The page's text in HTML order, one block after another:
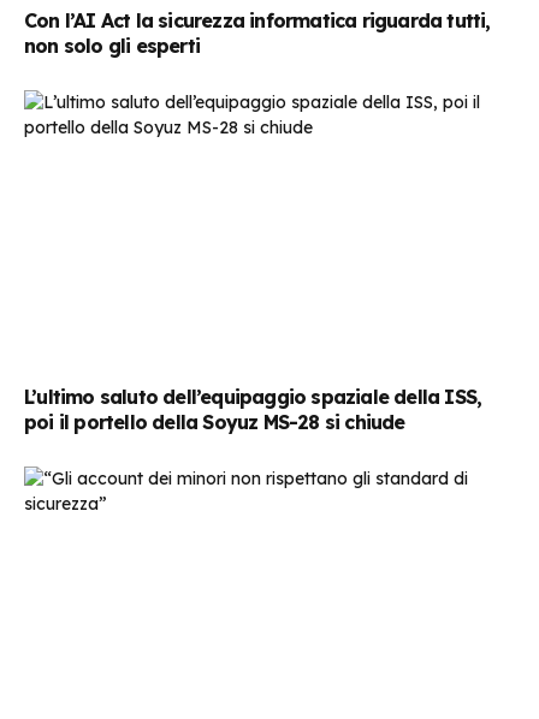
Con l’AI Act la sicurezza informatica riguarda tutti,
non solo gli esperti
L’ultimo saluto dell’equipaggio spaziale della ISS,
poi il portello della Soyuz MS-28 si chiude